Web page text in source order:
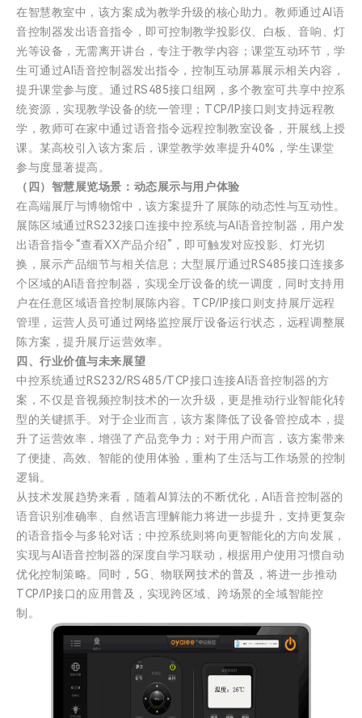
在智慧教室中，该方案成为教学升级的核心助力。教师通过AI语
音控制器发出语音指令，即可控制教学投影仪、白板、音响、灯
光等设备，无需离开讲台，专注于教学内容；课堂互动环节，学
生可通过AI语音控制器发出指令，控制互动屏幕展示相关内容，
提升课堂参与度。通过RS485接口组网，多个教室可共享中控系
统资源，实现教学设备的统一管理；TCP/IP接口则支持远程教
学，教师可在家中通过语音指令远程控制教室设备，开展线上授
课。某高校引入该方案后，课堂教学效率提升40%，学生课堂
参与度显著提高。
（四）智慧展览场景：动态展示与用户体验
在高端展厅与博物馆中，该方案提升了展陈的动态性与互动性。
展陈区域通过RS232接口连接中控系统与AI语音控制器，用户发
出语音指令“查看XX产品介绍”，即可触发对应投影、灯光切
换，展示产品细节与相关信息；大型展厅通过RS485接口连接多
个区域的AI语音控制器，实现全厅设备的统一调度，同时支持用
户在任意区域语音控制展陈内容。TCP/IP接口则支持展厅远程
管理，运营人员可通过网络监控展厅设备运行状态，远程调整展
陈方案，提升展厅运营效率。
四、行业价值与未来展望
中控系统通过RS232/RS485/TCP接口连接AI语音控制器的方
案，不仅是音视频控制技术的一次升级，更是推动行业智能化转
型的关键抓手。对于企业而言，该方案降低了设备管控成本，提
升了运营效率，增强了产品竞争力；对于用户而言，该方案带来
了便捷、高效、智能的使用体验，重构了生活与工作场景的控制
逻辑。
从技术发展趋势来看，随着AI算法的不断优化，AI语音控制器的
语音识别准确率、自然语言理解能力将进一步提升，支持更复杂
的语音指令与多轮对话；中控系统则将向更智能化的方向发展，
实现与AI语音控制器的深度自学习联动，根据用户使用习惯自动
优化控制策略。同时，5G、物联网技术的普及，将进一步推动
TCP/IP接口的应用普及，实现跨区域、跨场景的全域智能控
制。